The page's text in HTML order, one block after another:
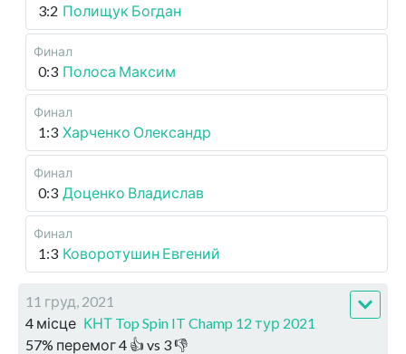
3:2 Полищук Богдан
Финал
0:3 Полоса Максим
Финал
1:3 Харченко Олександр
Финал
0:3 Доценко Владислав
Финал
1:3 Коворотушин Евгений
11 груд, 2021
4 місце КНТ Top Spin IT Champ 12 тур 2021
57% перемог4 👍 vs 3👎